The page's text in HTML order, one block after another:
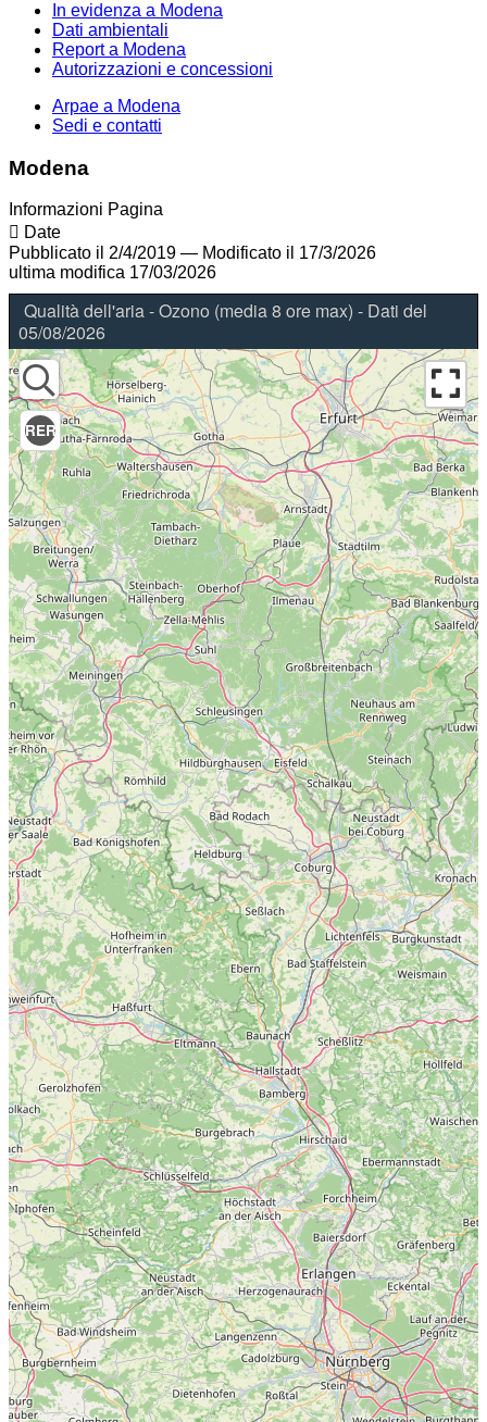
In evidenza a Modena
Dati ambientali
Report a Modena
Autorizzazioni e concessioni
Arpae a Modena
Sedi e contatti
Modena
Informazioni Pagina
Date
Pubblicato il 2/4/2019 — Modificato il 17/3/2026
ultima modifica 17/03/2026